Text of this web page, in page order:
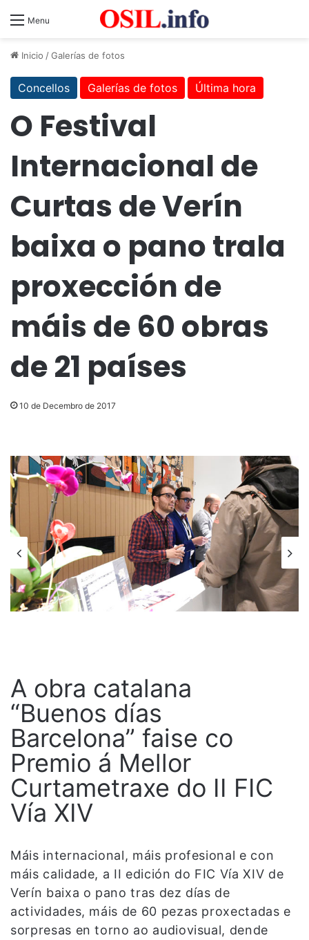
Menu
Inicio /Galerías de fotos
Concellos Galerías de fotos Última hora
O Festival
Internacional de
Curtas de Verín
baixa o pano trala
proxección de
máis de 60 obras
de 21 países
10 de Decembro de 2017
A obra catalana
“Buenos días
Barcelona” faise co
Premio á Mellor
Curtametraxe do II FIC
Vía XIV
Máis internacional, máis profesional e con
máis calidade, a II edición do FIC Vía XIV de
Verín baixa o pano tras dez días de
actividades, máis de 60 pezas proxectadas e
sorpresas en torno ao audiovisual, dende